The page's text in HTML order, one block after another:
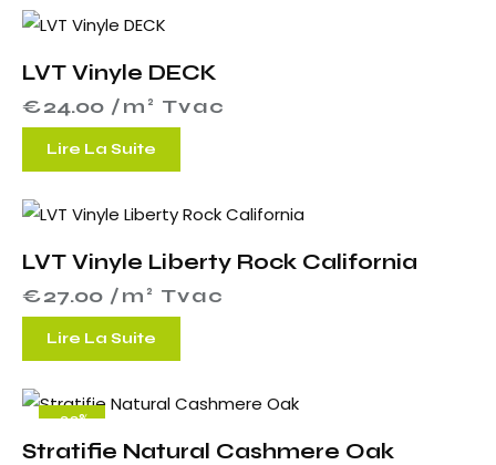
LVT Vinyle DECK
€24.00 /m² Tvac
Lire La Suite
LVT Vinyle Liberty Rock California
€27.00 /m² Tvac
Lire La Suite
-23%
Stratifie Natural Cashmere Oak